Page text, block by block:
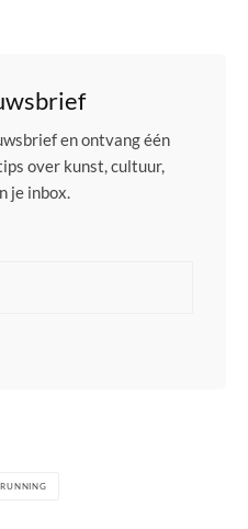
en ontvang één
over kunst, cultuur,
je inbox.